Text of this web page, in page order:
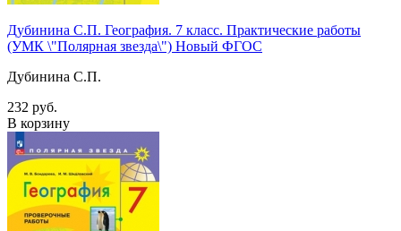
Дубинина С.П. География. 7 класс. Практические работы
(УМК \"Полярная звезда\") Новый ФГОС
Дубинина С.П.
232 руб.
В корзину